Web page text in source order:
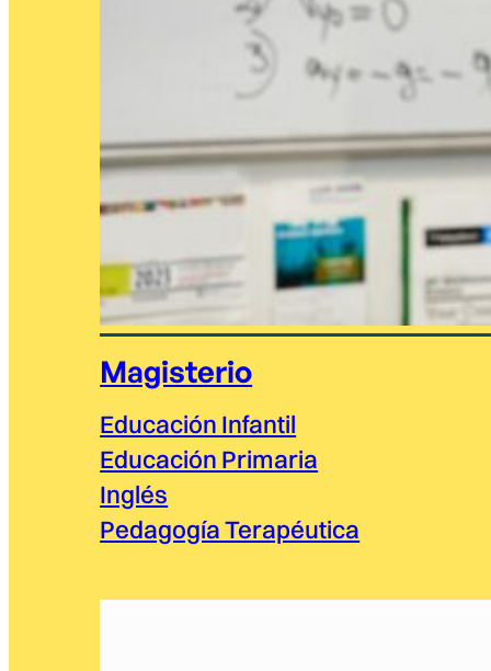
Magisterio
Educación Infantil
Educación Primaria
Inglés
Pedagogía Terapéutica